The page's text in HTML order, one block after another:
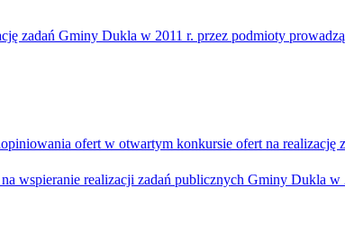
zadań Gminy Dukla w 2011 r. przez podmioty
ofert w otwartym konkursie ofert na
wspieranie realizacji zadań publicznych Gminy Dukla w